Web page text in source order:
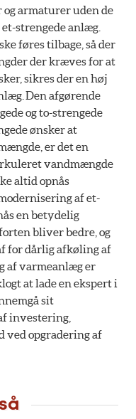
armaturer uden de
strengede anlæg.
føres tilbage, så der
der kræves for at
sikres der en høj
Den afgørende
og to-strengede
ønsker at
er det en
vandmængde
altid opnås
af et-
en betydelig
bliver bedre, og
for dårlig afkøling af
af varmeanlæg er
at lade en ekspert i
sit
investering,
ved opgradering af